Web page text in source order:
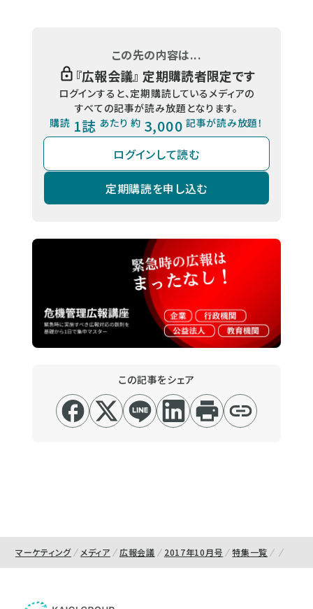
この先の内容は...
『広報会議』 定期購読者限定です
ログインすると、定期購読しているメディアの
すべての記事が読み放題となります。
購読 1誌 あたり 約 3,000 記事が読み放題！
ログインして読む
定期購読を申し込む
この記事をシェア
マーケティング メディア 広報会議 2017年10月号 特集一覧